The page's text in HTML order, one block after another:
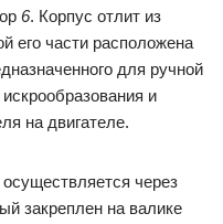
6. Корпус отлит из
его части расположена
для ручной
и
на двигателе.
через
закреплен на валике